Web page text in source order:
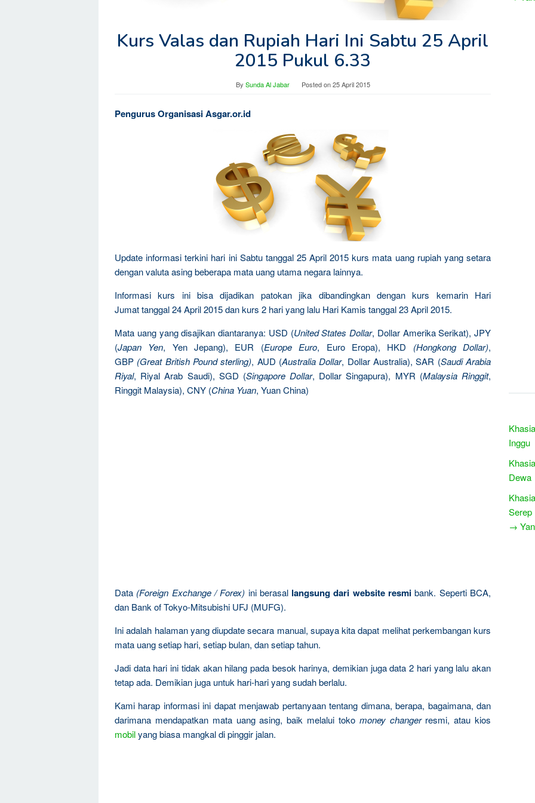
Kurs Valas dan Rupiah Hari Ini Sabtu 25 April
2015 Pukul 6.33
By Sunda Al Jabar Posted on25 April 2015
Pengurus Organisasi Asgar.or.id
Update informasi terkini hari ini Sabtu tanggal 25 April 2015 kurs mata uang rupiah yang setara
dengan valuta asing beberapa mata uang utama negara lainnya.
Informasi kurs ini bisa dijadikan patokan jika dibandingkan dengan kurs kemarin Hari
Jumat tanggal 24 April 2015 dan kurs 2 hari yang lalu Hari Kamis tanggal 23 April 2015.
Mata uang yang disajikan diantaranya: USD (United States Dollar, Dollar Amerika Serikat), JPY
(Japan Yen, Yen Jepang), EUR (Europe Euro, Euro Eropa), HKD (Hongkong Dollar),
GBP (Great British Pound sterling), AUD (Australia Dollar, Dollar Australia), SAR (Saudi Arabia
Riyal, Riyal Arab Saudi), SGD (Singapore Dollar, Dollar Singapura), MYR (Malaysia Ringgit,
Ringgit Malaysia), CNY (China Yuan, Yuan China)
Data (Foreign Exchange / Forex) ini berasal langsung dari website resmi bank. Seperti BCA,
dan Bank of Tokyo-Mitsubishi UFJ (MUFG).
Ini adalah halaman yang diupdate secara manual, supaya kita dapat melihat perkembangan kurs
mata uang setiap hari, setiap bulan, dan setiap tahun.
Jadi data hari ini tidak akan hilang pada besok harinya, demikian juga data 2 hari yang lalu akan
tetap ada. Demikian juga untuk hari-hari yang sudah berlalu.
Kami harap informasi ini dapat menjawab pertanyaan tentang dimana, berapa, bagaimana, dan
darimana mendapatkan mata uang asing, baik melalui toko money changerresmi, atau kios
mobilyang biasa mangkal di pinggir jalan.
Inggu
Dewa
Serep
→